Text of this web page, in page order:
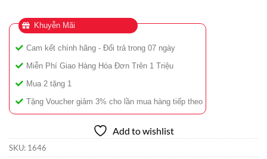
Khuyễn Mãi
Cam kết chính hãng - Đổi trả trong 07 ngày
Miễn Phí Giao Hàng Hóa Đơn Trên 1 Triệu
Mua 2 tặng 1
Tặng Voucher giảm 3% cho lần mua hàng tiếp theo
Add to wishlist
SKU: 1646